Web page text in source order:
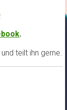
.
teilt ihn gerne.